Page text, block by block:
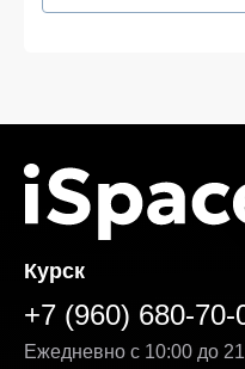
Курск
+7 (960) 680-70-
Ежедневно с 10:00 до